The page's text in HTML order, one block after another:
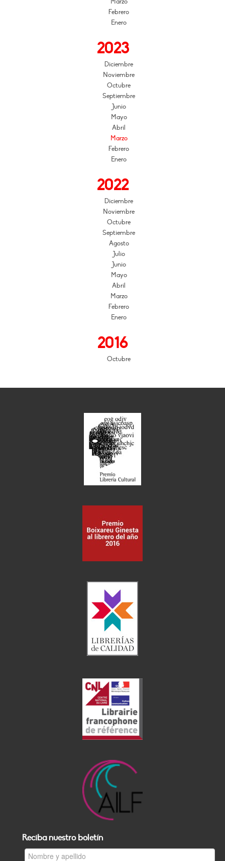
Marzo
Febrero
Enero
2023
Diciembre
Noviembre
Octubre
Septiembre
Junio
Mayo
Abril
Marzo
Febrero
Enero
2022
Diciembre
Noviembre
Octubre
Septiembre
Agosto
Julio
Junio
Mayo
Abril
Marzo
Febrero
Enero
2016
Octubre
Reciba nuestro boletín